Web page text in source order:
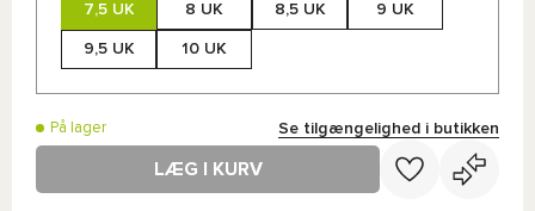
7,5 UK 8 UK 8,5 UK 9 UK
9,5 UK 10 UK
På lager Se tilgængelighed i butikken
LÆG I KURV